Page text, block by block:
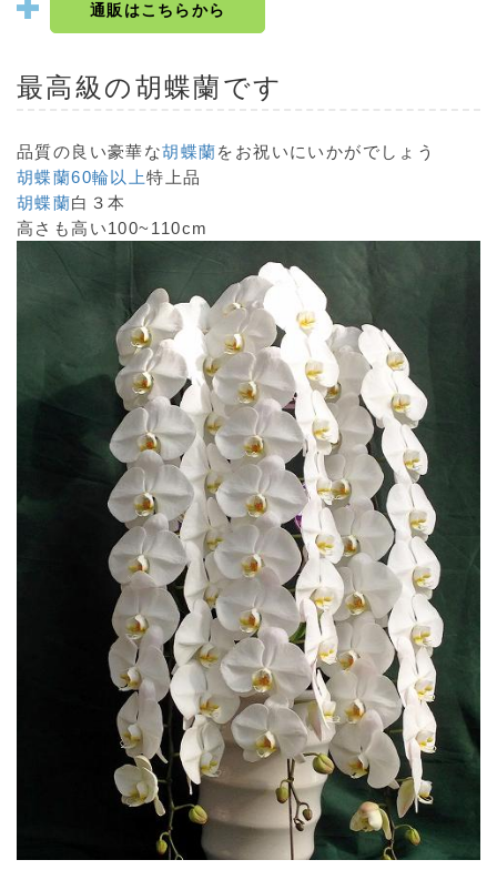
通販はこちらから
最高級の胡蝶蘭です
品質の良い豪華な胡蝶蘭をお祝いにいかがでしょう
胡蝶蘭60輪以上特上品
胡蝶蘭白３本
高さも高い100~110cm